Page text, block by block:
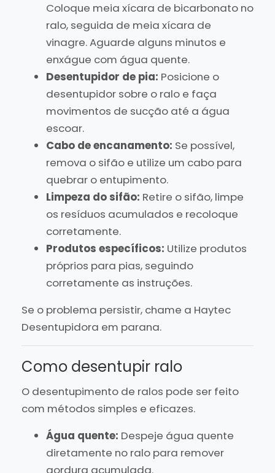
Coloque meia xícara de bicarbonato no
ralo, seguida de meia xícara de
vinagre. Aguarde alguns minutos e
enxágue com água quente.
Desentupidor de pia: Posicione o
desentupidor sobre o ralo e faça
movimentos de sucção até a água
escoar.
Cabo de encanamento: Se possível,
remova o sifão e utilize um cabo para
quebrar o entupimento.
Limpeza do sifão: Retire o sifão, limpe
os resíduos acumulados e recoloque
corretamente.
Produtos específicos: Utilize produtos
próprios para pias, seguindo
corretamente as instruções.
Se o problema persistir, chame a Haytec
Desentupidora em parana.
Como desentupir ralo
O desentupimento de ralos pode ser feito
com métodos simples e eficazes.
Água quente: Despeje água quente
diretamente no ralo para remover